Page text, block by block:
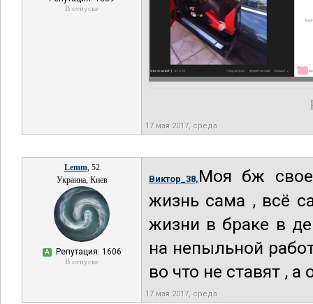
В отпуске
17 мая 2017, среда
Lemm, 52
Украина, Киев
А Репутация: 1606
В отпуске
Виктор_38, Моя бж
жизнь сама , всё
жизни в браке в
на непыльной
во что не ставят ,
17 мая 2017, среда